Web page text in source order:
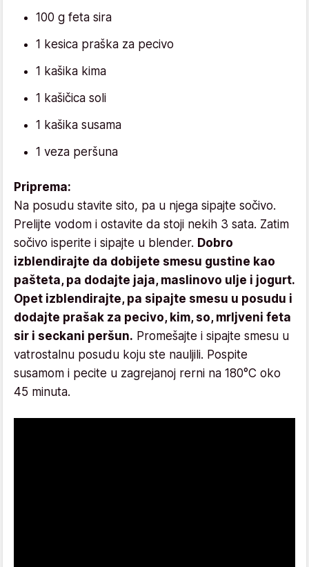
100 g feta sira
1 kesica praška za pecivo
1 kašika kima
1 kašičica soli
1 kašika susama
1 veza peršuna
Priprema:
Na posudu stavite sito, pa u njega sipajte sočivo.
Prelijte vodom i ostavite da stoji nekih 3 sata. Zatim
sočivo isperite i sipajte u blender. Dobro
izblendirajte da dobijete smesu gustine kao
pašteta, pa dodajte jaja, maslinovo ulje i jogurt.
Opet izblendirajte, pa sipajte smesu u posudu i
dodajte prašak za pecivo, kim, so, mrljveni feta
sir i seckani peršun. Promešajte i sipajte smesu u
vatrostalnu posudu koju ste nauljili. Pospite
susamom i pecite u zagrejanoj rerni na 180°C oko
45 minuta.